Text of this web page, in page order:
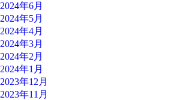
2024年6月
2024年5月
2024年4月
2024年3月
2024年2月
2024年1月
2023年12月
2023年11月